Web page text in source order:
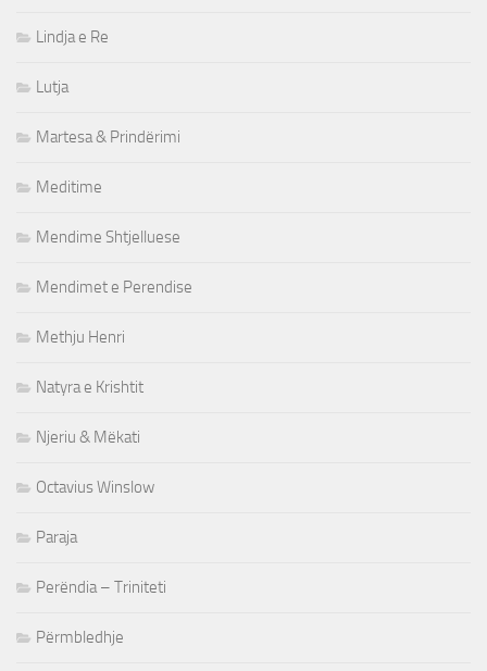
Lindja e Re
Lutja
Martesa & Prindërimi
Meditime
Mendime Shtjelluese
Mendimet e Perendise
Methju Henri
Natyra e Krishtit
Njeriu & Mëkati
Octavius Winslow
Paraja
Perëndia – Triniteti
Përmbledhje